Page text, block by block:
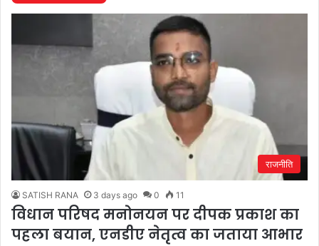
राजनीति
SATISH RANA 3 days ago 0 11
विधान परिषद मनोनयन पर दीपक प्रकाश का
पहला बयान, एनडीए नेतृत्व का जताया आभार